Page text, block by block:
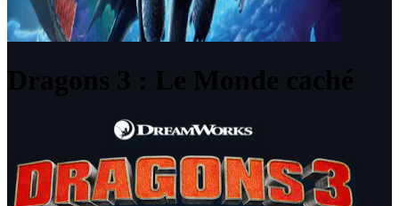
Dragons 3 : Le Monde caché